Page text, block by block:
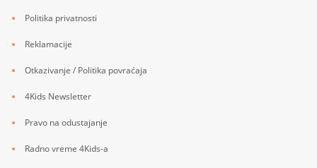
Politika privatnosti
Reklamacije
Otkazivanje / Politika povraćaja
4Kids Newsletter
Pravo na odustajanje
Radno vreme 4Kids-a